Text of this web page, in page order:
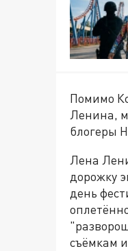
Помимо
Ленина,
блогеры
Лена
дорожку
день
съёмкам